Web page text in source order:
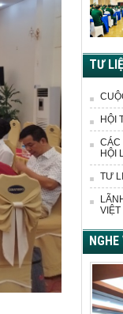
TƯ
HỘI
CÁC
HỘI
TƯ
VIỆT